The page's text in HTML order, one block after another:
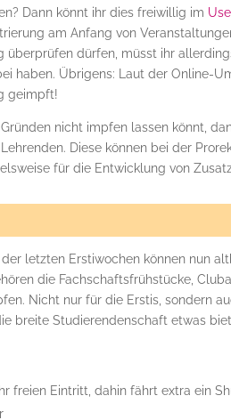
Dann könnt ihr dies freiwillig im
am Anfang von
überprüfen dürfen, müsst ihr
haben. Übrigens: Laut der Online-
geimpft!
nicht impfen lassen könnt,
Diese können bei der
für die Entwicklung von
letzten Erstiwochen können nun
die Fachschaftsfrühstücke,
Nicht nur für die Erstis, sondern
breite Studierendenschaft etwas
freien Eintritt, dahin fährt extra ein